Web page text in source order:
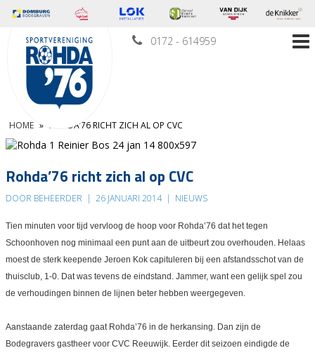
0172 - 614959
HOME » ROHDA’76 RICHT ZICH AL OP CVC
Rohda’76 richt zich al op CVC
DOOR BEHEERDER | 26 JANUARI 2014 | NIEUWS
Tien minuten voor tijd vervloog de hoop voor Rohda’76 dat het tegen
Schoonhoven nog minimaal een punt aan de uitbeurt zou overhouden. Helaas
moest de sterk keepende Jeroen Kok capituleren bij een afstandsschot van de
thuisclub, 1-0. Dat was tevens de eindstand. Jammer, want een gelijk spel zou
de verhoudingen binnen de lijnen beter hebben weergegeven.
Aanstaande zaterdag gaat Rohda’76 in de herkansing. Dan zijn de
Bodegravers gastheer voor CVC Reeuwijk. Eerder dit seizoen eindigde de